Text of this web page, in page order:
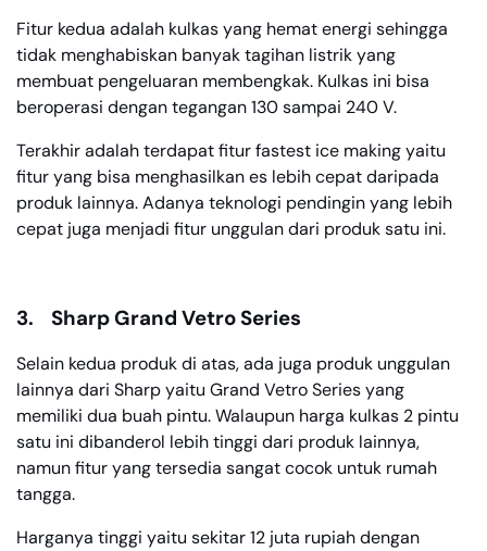
Fitur kedua adalah kulkas yang hemat energi sehingga
tidak menghabiskan banyak tagihan listrik yang
membuat pengeluaran membengkak. Kulkas ini bisa
beroperasi dengan tegangan 130 sampai 240 V.
Terakhir adalah terdapat fitur fastest ice making yaitu
fitur yang bisa menghasilkan es lebih cepat daripada
produk lainnya. Adanya teknologi pendingin yang lebih
cepat juga menjadi fitur unggulan dari produk satu ini.
3. Sharp Grand Vetro Series
Selain kedua produk di atas, ada juga produk unggulan
lainnya dari Sharp yaitu Grand Vetro Series yang
memiliki dua buah pintu. Walaupun harga kulkas 2 pintu
satu ini dibanderol lebih tinggi dari produk lainnya,
namun fitur yang tersedia sangat cocok untuk rumah
tangga.
Harganya tinggi yaitu sekitar 12 juta rupiah dengan